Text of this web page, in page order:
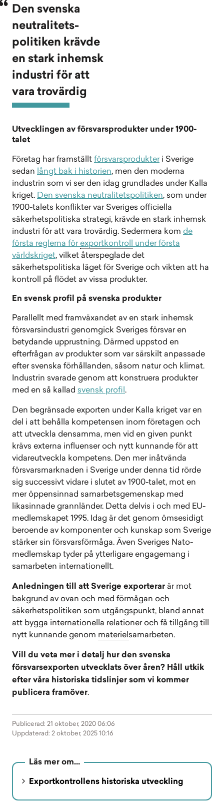
Den svenska
neutralitets-
politiken krävde
en stark inhemsk
industri för att
vara trovärdig
Utvecklingen av försvarsprodukter under 1900-
talet
Företag har framställtförsvarsprodukteri Sverige
sedan långt bak i historien, men den moderna
industrin som vi ser den idag grundlades under Kalla
kriget. Den svenska neutralitetspolitiken, som under
1900-talets konflikter var Sveriges officiella
säkerhetspolitiska strategi, krävde en stark inhemsk
industri för att vara trovärdig. Sedermera kom de
första reglerna förexportkontroll under första
världskriget, vilket återspeglade det
säkerhetspolitiska läget för Sverige och vikten att ha
kontroll på flödet av vissa produkter.
En svensk profil på svenska produkter
Parallellt med framväxandet av en stark inhemsk
försvarsindustri genomgick Sveriges försvar en
betydande upprustning. Därmed uppstod en
efterfrågan av produkter som var särskilt anpassade
efter svenska förhållanden, såsom natur och klimat.
Industrin svarade genom att konstruera produkter
med en så kallad svensk profil.
Den begränsade exporten under Kalla kriget var en
del i att behålla kompetensen inom företagen och
att utveckla densamma, men vid en given punkt
krävs externa influenser och nytt kunnande för att
vidareutveckla kompetens. Den mer inåtvända
försvarsmarknaden i Sverige under denna tid rörde
sig successivt vidare i slutet av 1900-talet, mot en
mer öppensinnad samarbetsgemenskap med
likasinnade grannländer. Detta delvis i och med EU-
medlemskapet 1995. Idag är det genom ömsesidigt
beroende av komponenter och kunskap som Sverige
stärker sin försvarsförmåga. Även Sveriges Nato-
medlemskap tyder på ytterligare engagemang i
samarbeten internationellt.
Anledningen till att Sverige exporterar är mot
bakgrund av ovan och med förmågan och
säkerhetspolitiken som utgångspunkt, bland annat
att bygga internationella relationer och få tillgång till
nytt kunnande genom materielsamarbeten.
Vill du veta mer i detalj hur den svenska
försvarsexporten utvecklats över åren? Håll utkik
efter våra historiska tidslinjer som vi kommer
publicera framöver.
Publicerad: 21 oktober, 2020 06:06
Uppdaterad: 2 oktober, 2025 10:16
Läs mer om…
Exportkontrollens historiska utveckling